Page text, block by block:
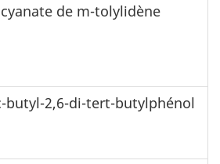
de m-tolylidène
butyl-2,6-di-tert-butylphénol